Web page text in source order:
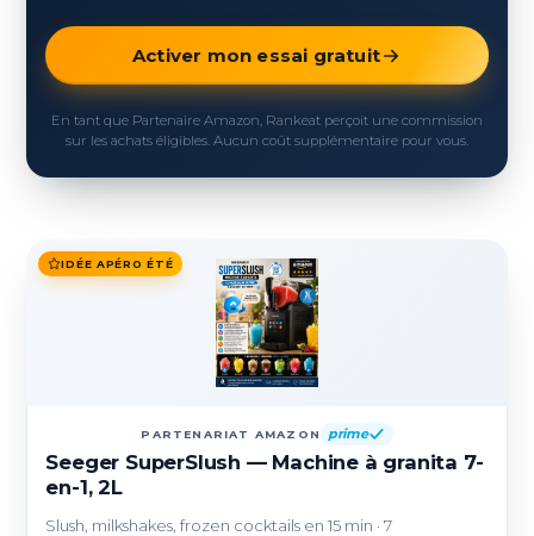
Activer mon essai gratuit
En tant que Partenaire Amazon, Rankeat perçoit une commission
sur les achats éligibles. Aucun coût supplémentaire pour vous.
IDÉE APÉRO ÉTÉ
PARTENARIAT AMAZON prime
Seeger SuperSlush — Machine à granita 7-
en-1, 2L
Slush, milkshakes, frozen cocktails en 15 min · 7